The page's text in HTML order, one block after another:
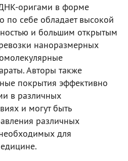
оригами в форме
по себе обладает высокой
и большим открытым
наноразмерных
Авторы также
покрытия эффективно
в различных
и могут быть
различных
для